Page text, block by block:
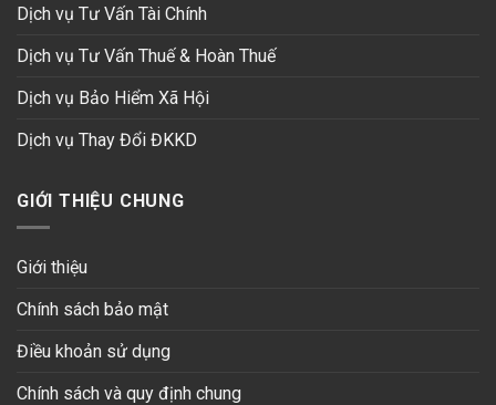
Dịch vụ Tư Vấn Tài Chính
Dịch vụ Tư Vấn Thuế & Hoàn Thuế
Dịch vụ Bảo Hiểm Xã Hội
Dịch vụ Thay Đổi ĐKKD
GIỚI THIỆU CHUNG
Giới thiệu
Chính sách bảo mật
Điều khoản sử dụng
Chính sách và quy định chung